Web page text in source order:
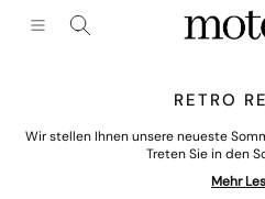
Menü
Schließen (esc)
RETRO
Wir stellen Ihnen unsere neueste
Treten Sie in den
Mehr